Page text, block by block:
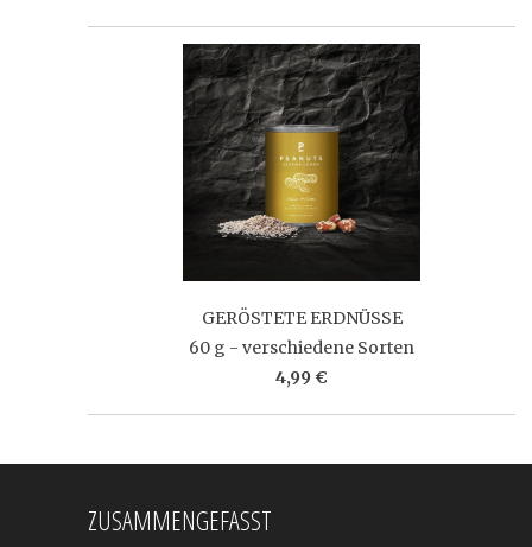
GERÖSTETE ERDNÜSSE
60 g - verschiedene Sorten
4,99 €
ZUSAMMENGEFASST